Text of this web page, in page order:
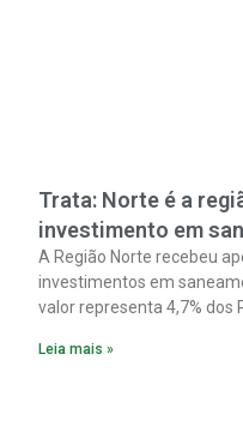
Trata: Norte é a
investimento em
A Região Norte recebeu
investimentos em
valor representa 4,7% dos
Brasil em parceria com a
Leia mais »